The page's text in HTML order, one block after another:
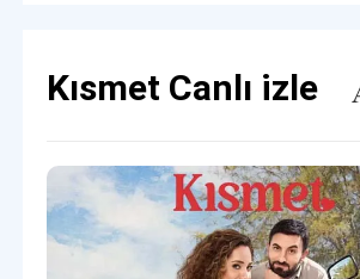
Kısmet Canlı izle